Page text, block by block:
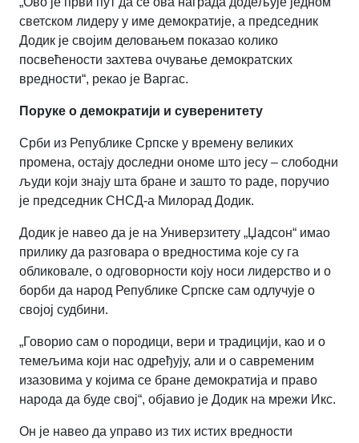
светском лидеру у име демократије, а председник
Додик је својим деловањем показао колико
посвећености захтева очување демократских
вредности“, рекао је Варгас.
Поруке о демократији и суверенитету
Срби из Републике Српске у времену великих
промена, остају доследни ономе што јесу – слободни
људи који знају шта бране и зашто то раде, поручио
је председник СНСД-а Милорад Додик.
Додик је навео да је на Универзитету „Џадсон“ имао
прилику да разговара о вредностима које су га
обликовале, о одговорности коју носи лидерство и о
борби да народ Републике Српске сам одлучује о
својој судбини.
„Говорио сам о породици, вери и традицији, као и о
темељима који нас одређују, али и о савременим
изазовима у којима се бране демократија и право
народа да буде свој“, објавио је Додик на мрежи Икс.
Он је навео да управо из тих истих вредности